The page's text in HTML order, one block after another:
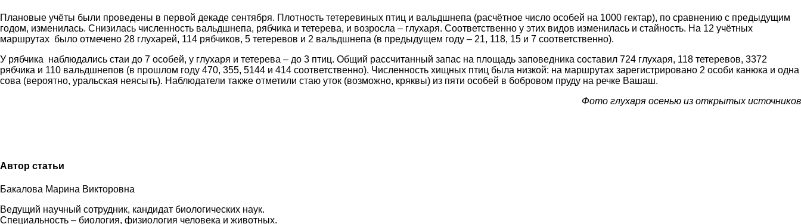
Плановые учёты были проведены в первой декаде сентября. Плотность тетеревиных птиц и вальдшнепа (расчётное число особей на 1000 гектар), по сравнению с предыдущим
годом, изменилась. Снизилась численность вальдшнепа, рябчика и тетерева, и возросла – глухаря. Соответственно у этих видов изменилась и стайность. На 12 учётных
маршрутах было отмечено 28 глухарей, 114 рябчиков, 5 тетеревов и 2 вальдшнепа (в предыдущем году – 21, 118, 15 и 7 соответственно).
У рябчика наблюдались стаи до 7 особей, у глухаря и тетерева – до 3 птиц. Общий рассчитанный запас на площадь заповедника составил 724 глухаря, 118 тетеревов, 3372
рябчика и 110 вальдшнепов (в прошлом году 470, 355, 5144 и 414 соответственно). Численность хищных птиц была низкой: на маршрутах зарегистрировано 2 особи канюка и одна
сова (вероятно, уральская неясыть). Наблюдатели также отметили стаю уток (возможно, кряквы) из пяти особей в бобровом пруду на речке Вашаш.
Фото глухаря осенью из открытых источников
Автор статьи
Бакалова Марина Викторовна
Ведущий научный сотрудник, кандидат биологических наук.
Специальность – биология, физиология человека и животных.